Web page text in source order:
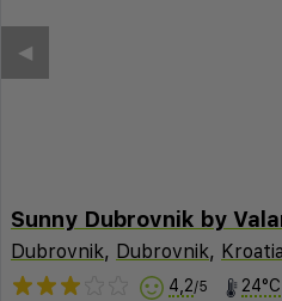
◀︎
Sunny Dubrovnik by
Dubrovnik, Dubrovnik, Kroatia
4,2/5 24°C